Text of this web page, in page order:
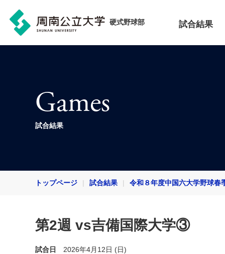
硬式野球部 試合結果
Games
試合結果
トップページ 試合結果 令和８年度中国六大学野球春
第2週 vs吉備国際大学③
試合日
2026年4月12日 (日)